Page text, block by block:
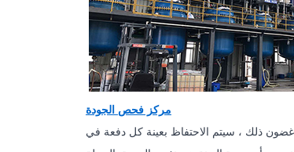
مركز فحص الجودة
ذلك ، سيتم الاحتفاظ بعينة كل دفعة في